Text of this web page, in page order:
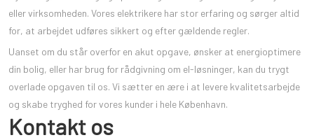
eller virksomheden. Vores elektrikere har stor erfaring og sørger altid
for, at arbejdet udføres sikkert og efter gældende regler.
Uanset om du står overfor en akut opgave, ønsker at energioptimere
din bolig, eller har brug for rådgivning om el-løsninger, kan du trygt
overlade opgaven til os. Vi sætter en ære i at levere kvalitetsarbejde
og skabe tryghed for vores kunder i hele København.
Kontakt os